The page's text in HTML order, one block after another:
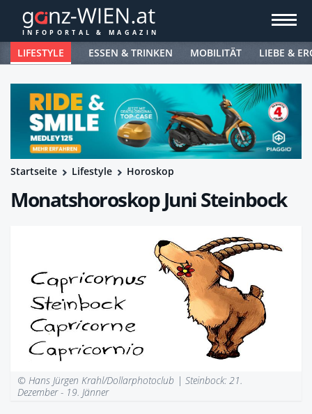
LIFESTYLE ESSEN & TRINKEN MOBILITÄT LIEBE &
Startseite Lifestyle Horoskop
Monatshoroskop Juni Steinbock
© Hans Jürgen Krahl/Dollarphotoclub | Steinbock: 21.
Dezember - 19. Jänner